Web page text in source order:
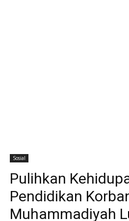
Sosial
Pulihkan
Pendidikan
Muhammadiyah